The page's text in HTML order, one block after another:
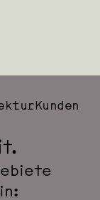
Kunden